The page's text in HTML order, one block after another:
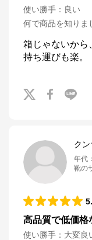
使い勝手 ： 良い
何で商品を知りま
箱じゃないから
持ち運びも楽。
ク
年代 ：
靴の
高品質で低価格
使い勝手 ： 大変良